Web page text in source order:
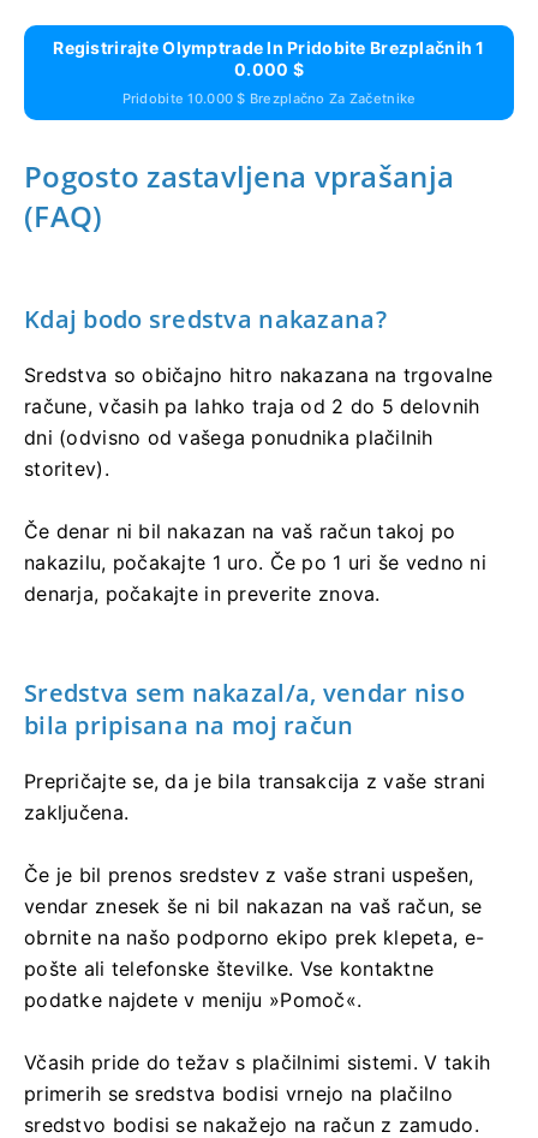
Registrirajte Olymptrade In Pridobite Brezplačnih 1
0.000 $
Pridobite 10.000 $ Brezplačno Za Začetnike
Pogosto zastavljena vprašanja
(FAQ)
Kdaj bodo sredstva nakazana?
Sredstva so običajno hitro nakazana na trgovalne
račune, včasih pa lahko traja od 2 do 5 delovnih
dni (odvisno od vašega ponudnika plačilnih
storitev).
Če denar ni bil nakazan na vaš račun takoj po
nakazilu, počakajte 1 uro. Če po 1 uri še vedno ni
denarja, počakajte in preverite znova.
Sredstva sem nakazal/a, vendar niso
bila pripisana na moj račun
Prepričajte se, da je bila transakcija z vaše strani
zaključena.
Če je bil prenos sredstev z vaše strani uspešen,
vendar znesek še ni bil nakazan na vaš račun, se
obrnite na našo podporno ekipo prek klepeta, e-
pošte ali telefonske številke. Vse kontaktne
podatke najdete v meniju »Pomoč«.
Včasih pride do težav s plačilnimi sistemi. V takih
primerih se sredstva bodisi vrnejo na plačilno
sredstvo bodisi se nakažejo na račun z zamudo.